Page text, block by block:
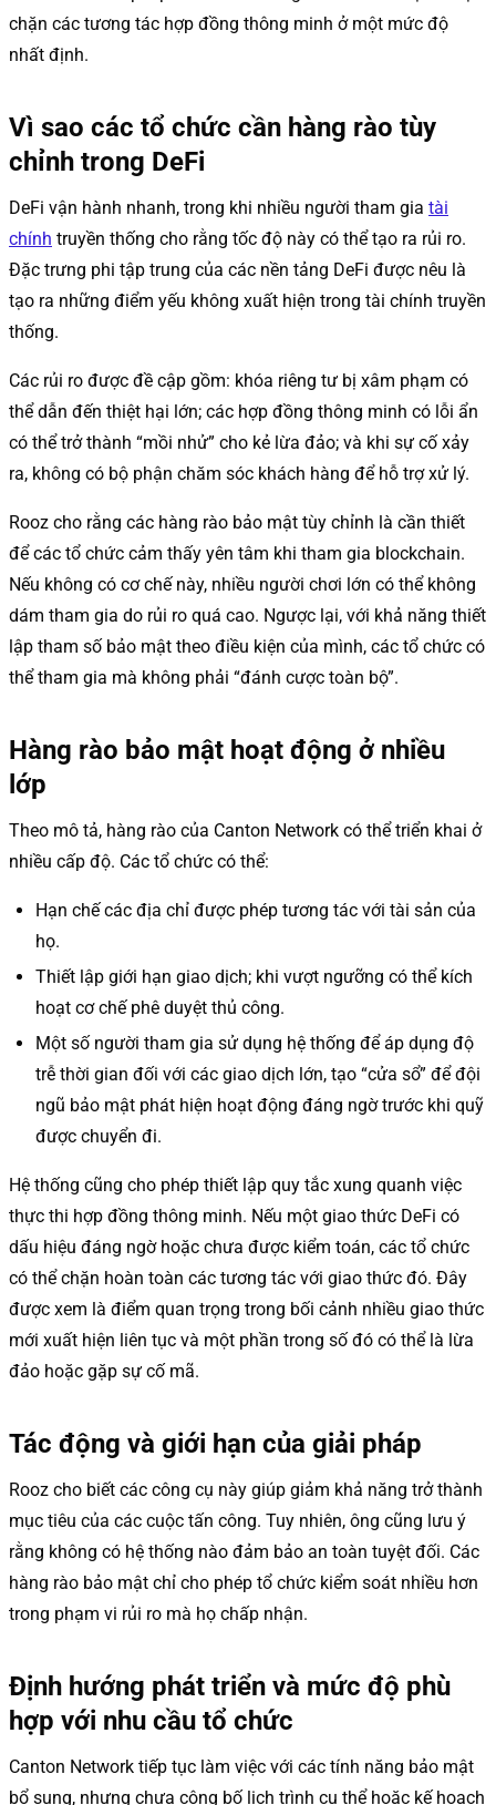
chặn các tương tác hợp đồng thông minh ở một mức độ
nhất định.
Vì sao các tổ chức cần hàng rào tùy
chỉnh trong DeFi
DeFi vận hành nhanh, trong khi nhiều người tham gia tài
chính truyền thống cho rằng tốc độ này có thể tạo ra rủi ro.
Đặc trưng phi tập trung của các nền tảng DeFi được nêu là
tạo ra những điểm yếu không xuất hiện trong tài chính truyền
thống.
Các rủi ro được đề cập gồm: khóa riêng tư bị xâm phạm có
thể dẫn đến thiệt hại lớn; các hợp đồng thông minh có lỗi ẩn
có thể trở thành “mồi nhử” cho kẻ lừa đảo; và khi sự cố xảy
ra, không có bộ phận chăm sóc khách hàng để hỗ trợ xử lý.
Rooz cho rằng các hàng rào bảo mật tùy chỉnh là cần thiết
để các tổ chức cảm thấy yên tâm khi tham gia blockchain.
Nếu không có cơ chế này, nhiều người chơi lớn có thể không
dám tham gia do rủi ro quá cao. Ngược lại, với khả năng thiết
lập tham số bảo mật theo điều kiện của mình, các tổ chức có
thể tham gia mà không phải “đánh cược toàn bộ”.
Hàng rào bảo mật hoạt động ở nhiều
lớp
Theo mô tả, hàng rào của Canton Network có thể triển khai ở
nhiều cấp độ. Các tổ chức có thể:
Hạn chế các địa chỉ được phép tương tác với tài sản của
họ.
Thiết lập giới hạn giao dịch; khi vượt ngưỡng có thể kích
hoạt cơ chế phê duyệt thủ công.
Một số người tham gia sử dụng hệ thống để áp dụng độ
trễ thời gian đối với các giao dịch lớn, tạo “cửa sổ” để đội
ngũ bảo mật phát hiện hoạt động đáng ngờ trước khi quỹ
được chuyển đi.
Hệ thống cũng cho phép thiết lập quy tắc xung quanh việc
thực thi hợp đồng thông minh. Nếu một giao thức DeFi có
dấu hiệu đáng ngờ hoặc chưa được kiểm toán, các tổ chức
có thể chặn hoàn toàn các tương tác với giao thức đó. Đây
được xem là điểm quan trọng trong bối cảnh nhiều giao thức
mới xuất hiện liên tục và một phần trong số đó có thể là lừa
đảo hoặc gặp sự cố mã.
Tác động và giới hạn của giải pháp
Rooz cho biết các công cụ này giúp giảm khả năng trở thành
mục tiêu của các cuộc tấn công. Tuy nhiên, ông cũng lưu ý
rằng không có hệ thống nào đảm bảo an toàn tuyệt đối. Các
hàng rào bảo mật chỉ cho phép tổ chức kiểm soát nhiều hơn
trong phạm vi rủi ro mà họ chấp nhận.
Định hướng phát triển và mức độ phù
hợp với nhu cầu tổ chức
Canton Network tiếp tục làm việc với các tính năng bảo mật
bổ sung, nhưng chưa công bố lịch trình cụ thể hoặc kế hoạch